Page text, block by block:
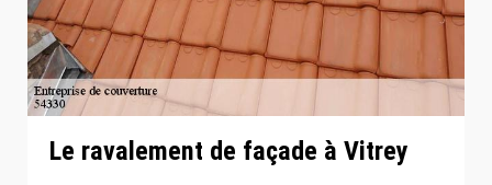
Le ravalement de façade à Vitrey